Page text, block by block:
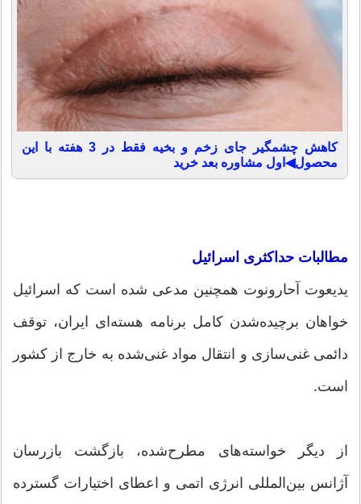
کاهش چشمگیر جای زخم و بخیه فقط در 3 هفته با این
محصول◀اول مشاوره بعد خرید
مطالبات حداکثری اسرائیل
یدیعوت آحارونوت همچنین مدعی شده است که اسرائیل
خواهان برچیده‌شدن کامل برنامه هسته‌ای ایران، توقف
دائمی غنی‌سازی و انتقال مواد غنی‌شده به خارج از کشور
است.
از دیگر خواسته‌های مطرح‌شده، بازگشت بازرسان
آژانس بین‌المللی انرژی اتمی و اعطای اختیارات گسترده